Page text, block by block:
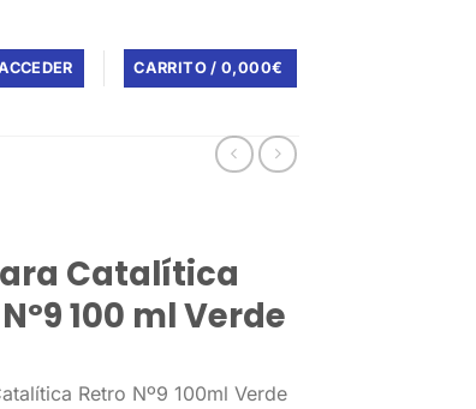
CARRITO /0,000€
Catalítica
100 ml Verde
Retro Nº9 100ml Verde